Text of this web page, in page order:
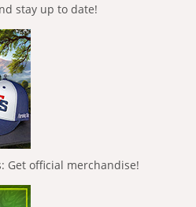
stay up to date!
Get official merchandise!